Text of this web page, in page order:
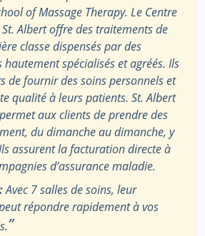
of Massage Therapy. Le Centre
Albert offre des traitements de
classe dispensés par des
spécialisés et agréés. Ils
de fournir des soins personnels et
qualité à leurs patients. St. Albert
aux clients de prendre des
du dimanche au dimanche, y
assurent la facturation directe à
d’assurance maladie.
Avec 7 salles de soins, leur
répondre rapidement à vos
”